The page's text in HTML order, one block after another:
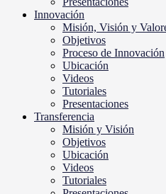
Innovación
Misión, Visión y
Objetivos
Proceso de Innovación
Ubicación
Videos
Tutoriales
Presentaciones
Transferencia
Misión y Visión
Objetivos
Ubicación
Videos
Tutoriales